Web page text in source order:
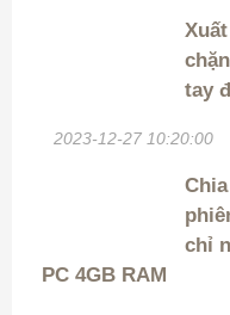
tay
2023-12-27 10:20:00
chỉ
PC 4GB RAM